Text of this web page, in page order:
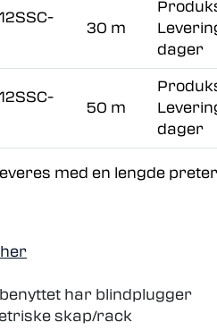
30 m
dager
50 m
dager
med en lengde
har blindplugger
skap/rack